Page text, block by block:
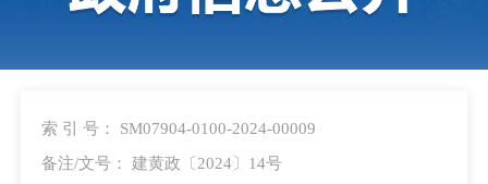
索 引 号： SM07904-0100-2024-00009
备注/文号： 建黄政〔2024〕14号